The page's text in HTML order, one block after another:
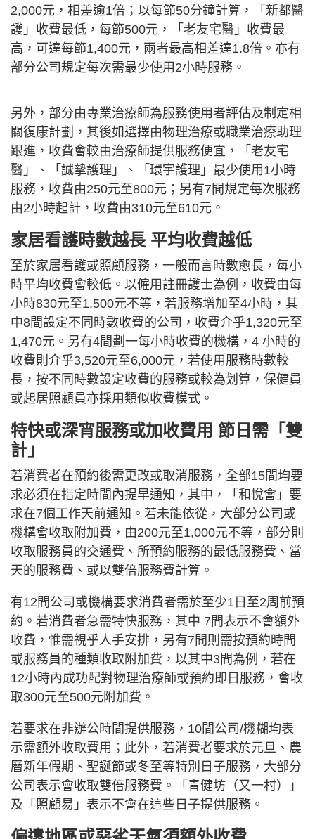
2,000元，相差逾1倍；以每節50分鐘計算，「新都醫
護」收費最低，每節500元，「老友宅醫」收費最
高，可達每節1,400元，兩者最高相差達1.8倍。亦有
部分公司規定每次需最少使用2小時服務。
另外，部分由專業治療師為服務使用者評估及制定相
關復康計劃，其後如選擇由物理治療或職業治療助理
跟進，收費會較由治療師提供服務便宜，「老友宅
醫」、「誠摯護理」、「環宇護理」最少使用1小時
服務，收費由250元至800元；另有7間規定每次服務
由2小時起計，收費由310元至610元。
家居看護時數越長 平均收費越低
至於家居看護或照顧服務，一般而言時數愈長，每小
時平均收費會較低。以僱用註冊護士為例，收費由每
小時830元至1,500元不等，若服務增加至4小時，其
中8間設定不同時數收費的公司，收費介乎1,320元至
1,470元。另有4間劃一每小時收費的機構，4 小時的
收費則介乎3,520元至6,000元，若使用服務時數較
長，按不同時數設定收費的服務或較為划算，保健員
或起居照顧員亦採用類似收費模式。
特快或深宵服務或加收費用 節日需「雙
計」
若消費者在預約後需更改或取消服務，全部15間均要
求必須在指定時間內提早通知，其中，「和悅會」要
求在7個工作天前通知。若未能依從，大部分公司或
機構會收取附加費，由200元至1,000元不等，部分則
收取服務員的交通費、所預約服務的最低服務費、當
天的服務費、或以雙倍服務費計算。
有12間公司或機構要求消費者需於至少1日至2周前預
約。若消費者急需特快服務，其中 7間表示不會額外
收費，惟需視乎人手安排，另有7間則需按預約時間
或服務員的種類收取附加費，以其中3間為例，若在
12小時內成功配對物理治療師或預約即日服務，會收
取300元至500元附加費。
若要求在非辦公時間提供服務，10間公司/機糊均表
示需額外收取費用；此外，若消費者要求於元旦、農
曆新年假期、聖誕節或冬至等特別日子服務，大部分
公司表示會收取雙倍服務費。「青健坊（又一村）」
及「照顧易」表示不會在這些日子提供服務。